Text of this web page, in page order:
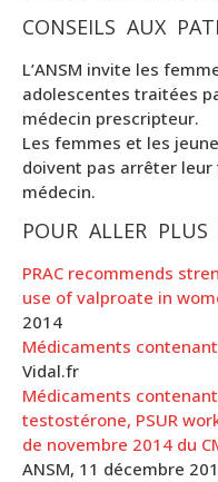
CONSEILS AUX
L’ANSM invite les
adolescentes traitées
médecin prescripteur.
Les femmes et les
doivent pas arrêter
médecin.
POUR ALLER PLUS
PRAC recommends
use of valproate in
2014
Médicaments
Vidal.fr
Médicaments
testostérone, PSUR
de novembre 2014 du
ANSM, 11 décembre